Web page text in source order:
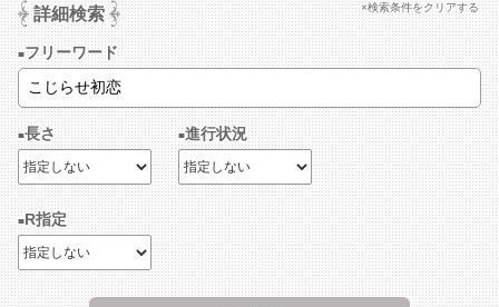
詳細検索 ×検索条件をクリアする
フリーワード
長さ 進行状況
R指定